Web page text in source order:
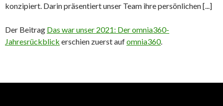
konzipiert. Darin präsentiert unser Team ihre persönlichen [...]
Der Beitrag Das war unser 2021: Der omnia360-
Jahresrückblick erschien zuerst aufomnia360.